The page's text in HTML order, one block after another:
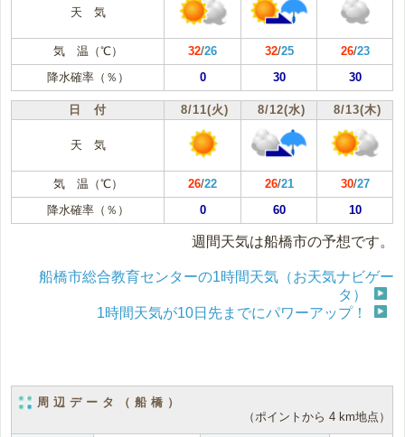
天 気
気 温（℃） 32/26 32/25 26/23
降水確率（％）
0 30 30
日 付 8/11(火) 8/12(水) 8/13(木)
天 気
気 温（℃） 26/22 26/21 30/27
降水確率（％）
0 60 10
週間天気は船橋市の予想です。
船橋市総合教育センターの1時間天気（お天気ナビゲー
タ）
1時間天気が10日先までにパワーアップ！
周辺データ（船橋）
（ポイントから 4 km地点）